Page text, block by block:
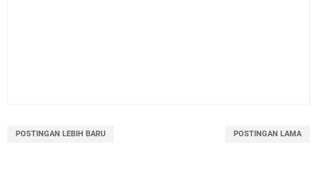
POSTINGAN LEBIH BARU POSTINGAN LAMA